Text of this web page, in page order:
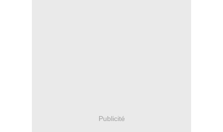
Publicité